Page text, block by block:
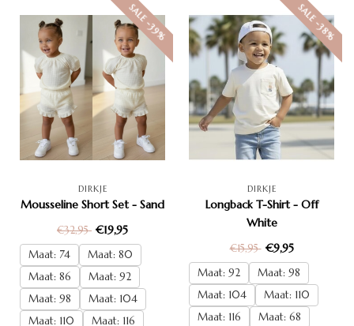
SALE -39%
DIRKJE
Mousseline Short Set - Sand
€32,95 €19,95
Maat: 74
Maat: 80
Maat: 86
Maat: 92
Maat: 98
Maat: 104
Maat: 110
Maat: 116
SALE -38%
DIRKJE
Longback T-Shirt - Off
White
€15,95 €9,95
Maat: 92
Maat: 98
Maat: 104
Maat: 110
Maat: 116
Maat: 68